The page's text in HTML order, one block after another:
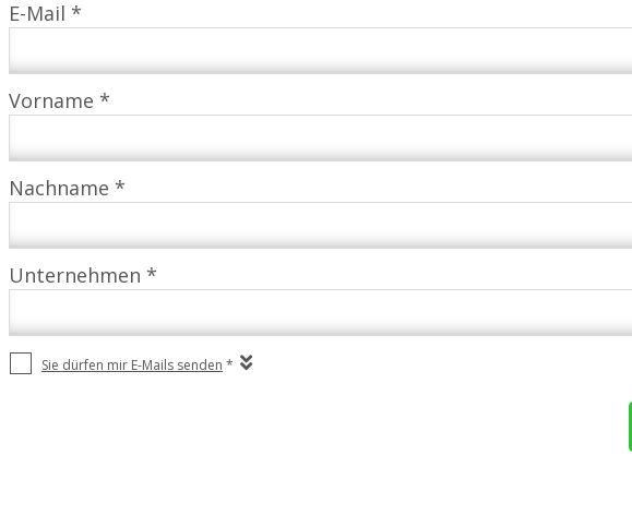
E-Mail *
Vorname *
Nachname *
Unternehmen *
Sie dürfen mir E-Mails senden *